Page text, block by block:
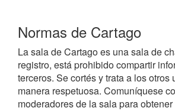
Normas de Cartago
La sala de Cartago es una sala de
registro, está prohibido compartir
terceros. Se cortés y trata a los otros
manera respetuosa. Comuníquese
moderadores de la sala para